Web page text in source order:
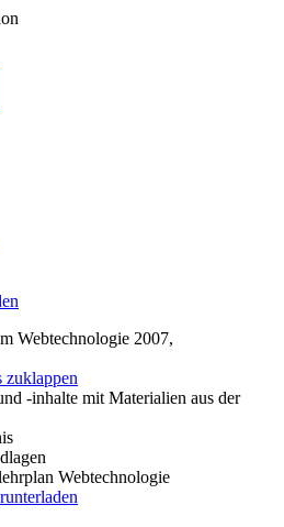
Webtechnologie 2007,
zuklappen
-inhalte mit Materialien aus der
Webtechnologie